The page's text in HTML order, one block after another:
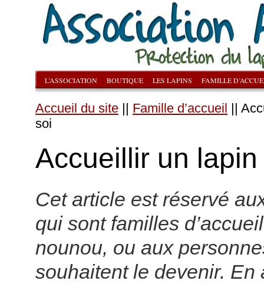
L’ASSOCIATION BOUTIQUE LES LAPINS FAMILLE
Accueil du site || Famille d’accueil ||
soi
Accueillir un
Cet article est réservé
qui sont familles
nounou, ou aux
souhaitent le devenir. En